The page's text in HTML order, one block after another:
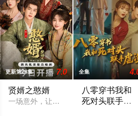
更新第28集 7.0
贤婿之憨婿
一场意外，让萧宁（潘毅鸿 饰）魂穿
全集
八零穿书我和
死对头联手虐